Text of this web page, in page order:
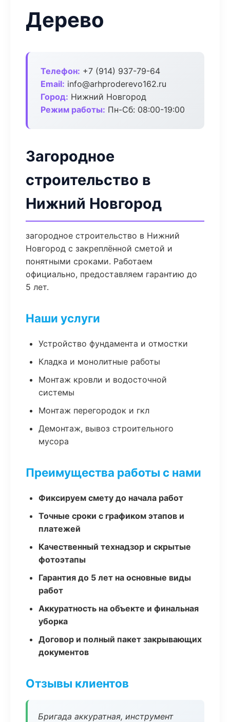
Дерево
Телефон: +7 (914) 937-79-64
Email: info@arhproderevo162.ru
Город: Нижний Новгород
Режим работы: Пн-Сб: 08:00-19:00
Загородное
строительство в
Нижний Новгород
загородное строительство в Нижний
Новгород с закреплённой сметой и
понятными сроками. Работаем
официально, предоставляем гарантию до
5 лет.
Наши услуги
Устройство фундамента и отмостки
Кладка и монолитные работы
Монтаж кровли и водосточной
системы
Монтаж перегородок и гкл
Демонтаж, вывоз строительного
мусора
Преимущества работы с нами
Фиксируем смету до начала работ
Точные сроки с графиком этапов и
платежей
Качественный технадзор и скрытые
фотоэтапы
Гарантия до 5 лет на основные виды
работ
Аккуратность на объекте и финальная
уборка
Договор и полный пакет закрывающих
документов
Отзывы клиентов
Бригада аккуратная, инструмент